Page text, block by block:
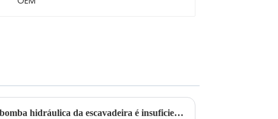
O fornecimento de óleo da bomba hidráulica da escavadeira é insuficiente, a pressão não pode aumentar, como fazer?